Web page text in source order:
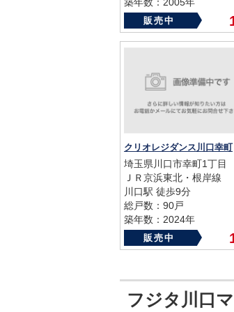
販売中
クリオレジダンス川口幸町
埼玉県川口市幸町1丁目
ＪＲ京浜東北・根岸線
川口駅 徒歩9分
総戸数：90戸
築年数：2024年
販売中
フジタ川口